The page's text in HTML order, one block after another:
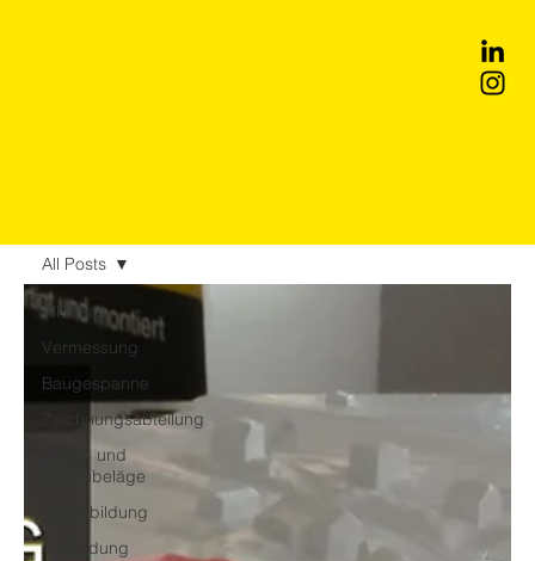
All Posts
Vermessung
Baugespanne
Zeichnungsabteilung
Wand- und
Bodenbeläge
Weiterbildung
Ausbildung
All Posts